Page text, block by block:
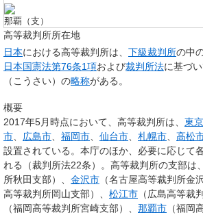
那覇（支）
高等裁判所所在地
日本における高等裁判所は、 下級裁判所の中
日本国憲法第76条1項および裁判所法に基づ
（こうさい）の略称がある。
概要
2017年5月時点において、高等裁判所は、 東
市、 広島市、 福岡市、 仙台市、 札幌市、 高松
設置されている。本庁のほか、必要に応じて
れる（裁判所法22条）。高等裁判所の支部は、
所秋田支部）、 金沢市 （名古屋高等裁判所金
高等裁判所岡山支部）、 松江市 （広島高等裁
（福岡高等裁判所宮崎支部）、 那覇市 （福岡